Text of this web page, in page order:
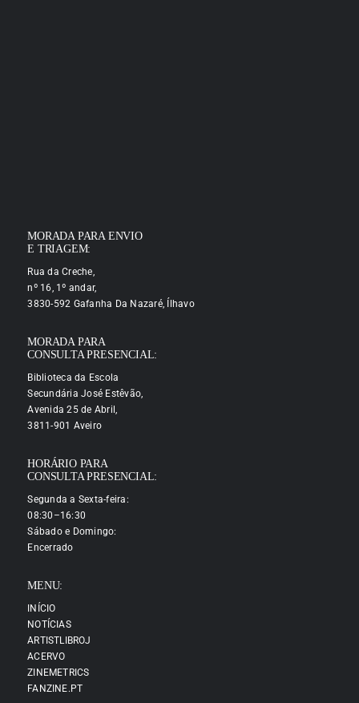
MORADA PARA ENVIO
E TRIAGEM:
Rua da Creche,
nº 16, 1º andar,
3830-592 Gafanha Da Nazaré, Ílhavo
MORADA PARA
CONSULTA PRESENCIAL:
Biblioteca da Escola
Secundária José Estêvão,
Avenida 25 de Abril,
3811-901 Aveiro
HORÁRIO PARA
CONSULTA PRESENCIAL:
Segunda a Sexta-feira:
08:30–16:30
Sábado e Domingo:
Encerrado
MENU:
INÍCIO
NOTÍCIAS
ARTISTLIBROJ
ACERVO
ZINEMETRICS
FANZINE.PT